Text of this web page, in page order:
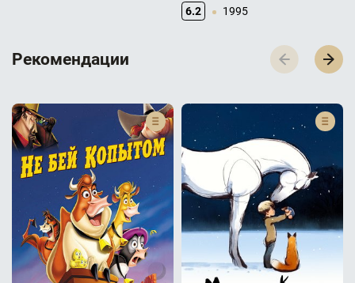
6.2 1995
Р­­­е­­­к­­­о­­­м­­­е­­­н­­­д­­­а­­­ц­­­и­­­и